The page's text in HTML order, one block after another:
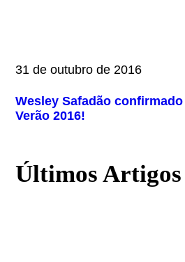
31 de outubro de 2016
Wesley Safadão
Verão 2016!
Últimos Artigos